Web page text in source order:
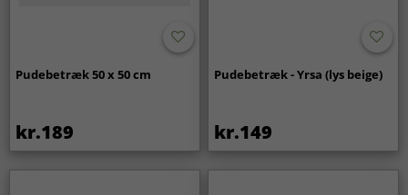
Pudebetræk 50 x 50 cm
kr.189
Pudebetræk - Yrsa (lys beige)
kr.149